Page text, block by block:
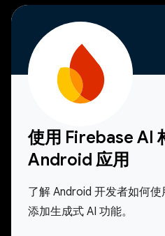
使用 Firebase AI
Android 应用
了解 Android 开发者如何
添加生成式 AI 功能。